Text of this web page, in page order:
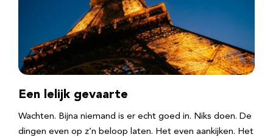
Een lelijk gevaarte
Wachten. Bijna niemand is er echt goed in. Niks doen. De
dingen even op z’n beloop laten. Het even aankijken. Het